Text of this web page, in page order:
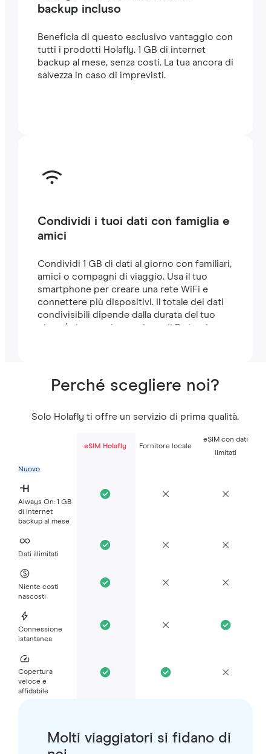
backup incluso
Beneficia di questo esclusivo vantaggio con
tutti i prodotti Holafly. 1 GB di internet
backup al mese, senza costi. La tua ancora di
salvezza in caso di imprevisti.
Condividi i tuoi dati con famiglia e
amici
Condividi 1 GB di dati al giorno con familiari,
amici o compagni di viaggio. Usa il tuo
smartphone per creare una rete WiFi e
connettere più dispositivi. Il totale dei dati
condivisibili dipende dalla durata del tuo
piano (ad esempio, un piano di 7 giorni
Perché scegliere noi?
Solo Holafly ti offre un servizio di prima qualità.
eSIM Holafly Fornitore locale
eSIM con dati
limitati
Nuovo
Always On: 1 GB
di internet
backup al mese
Dati illimitati
Niente costi
nascosti
Connessione
istantanea
Copertura
veloce e
affidabile
Molti viaggiatori si fidano di